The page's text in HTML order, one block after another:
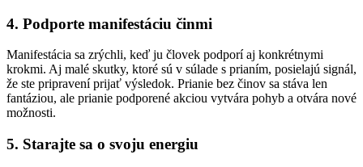
4. Podporte manifestáciu činmi
Manifestácia sa zrýchli, keď ju človek podporí aj konkrétnymi
krokmi. Aj malé skutky, ktoré sú v súlade s prianím, posielajú signál,
že ste pripravení prijať výsledok. Prianie bez činov sa stáva len
fantáziou, ale prianie podporené akciou vytvára pohyb a otvára nové
možnosti.
5. Starajte sa o svoju energiu